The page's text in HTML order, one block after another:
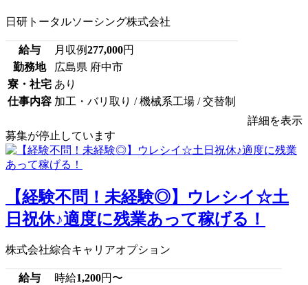
日研トータルソーシング株式会社
給与 月収例277,000円
勤務地
広島県 府中市
寮・社宅 あり
仕事内容 加工・バリ取り / 機械系工場 / 交替制
詳細を表示
募集が停止しています
【経験不問！未経験◎】ウレシイ☆土
日祝休♪適度に残業あって稼げる！
株式会社綜合キャリアオプション
給与 時給1,200円〜